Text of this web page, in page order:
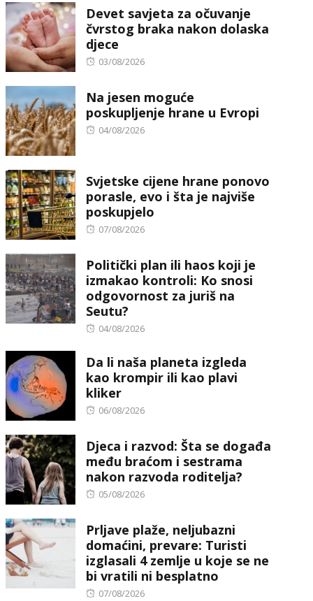
Devet savjeta za očuvanje
čvrstog braka nakon dolaska
djece
Posted
03/08/2026
Na jesen moguće
poskupljenje hrane u Evropi
Posted
04/08/2026
Svjetske cijene hrane ponovo
porasle, evo i šta je najviše
poskupjelo
Posted
07/08/2026
Politički plan ili haos koji je
izmakao kontroli: Ko snosi
odgovornost za juriš na
Seutu?
Posted
04/08/2026
Da li naša planeta izgleda
kao krompir ili kao plavi
kliker
Posted
06/08/2026
Djeca i razvod: Šta se događa
među braćom i sestrama
nakon razvoda roditelja?
Posted
05/08/2026
Prljave plaže, neljubazni
domaćini, prevare: Turisti
izglasali 4 zemlje u koje se ne
bi vratili ni besplatno
Posted
07/08/2026